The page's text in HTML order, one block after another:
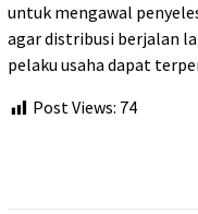
untuk mengawal
agar distribusi berjalan
pelaku usaha dapat
Post Views: 74